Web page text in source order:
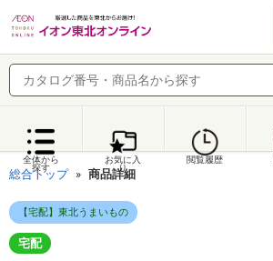
全体から
探す
お気に入
り
閲覧履歴
総合トップ 商品詳細
【宅配】東北うまいもの
宅配